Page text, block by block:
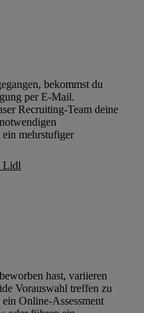
bekommst du
per E-Mail.
Recruiting-Team deine
mehrstufiger
Lidl
hast, variieren
Vorauswahl treffen zu
Online-Assessment
ist, gibt Utiq Ihre IP-Adresse
IP-Adresse und einer
Kennung für Utiq erstellt.
und
zu erfassen.
Diensten wiedererkannt
„Nutzung der
Weitere Informationen
Utiq.